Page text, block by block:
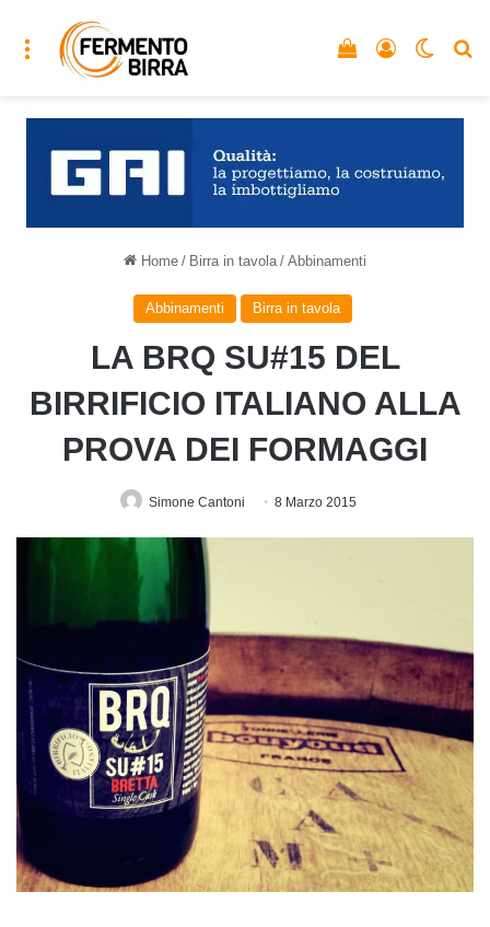
Menu Accedi
Vedi il carrello
Home / Birra in tavola / Abbinamenti
Abbinamenti Birra in tavola
LA BRQ SU#15 DEL
BIRRIFICIO ITALIANO ALLA
PROVA DEI FORMAGGI
Simone Cantoni 8 Marzo 2015